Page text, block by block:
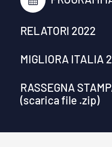
RELATORI 2022
MIGLIORA ITALIA
RASSEGNA
(scarica file .zip)